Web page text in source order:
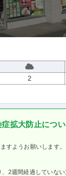
2
拡大防止につ
すようお願いします。
2週間経過していな